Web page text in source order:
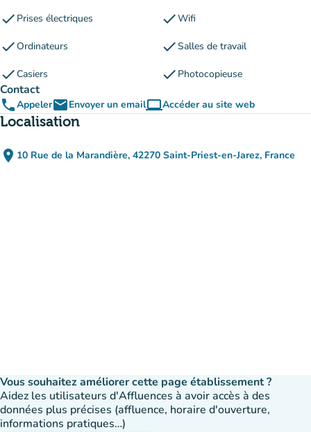
check Prises électriques checkWifi
checkOrdinateurs checkSalles de travail
checkCasiers check Photocopieuse
Contact
phoneAppeleremailEnvoyer un emailcomputerAccéder au site web
(nouvel onglet)
Localisation
place 10 Rue de la Marandière, 42270 Saint-Priest-en-Jarez, France
(ouvrir dans Google Maps)
(nouvel onglet)
Vous souhaitez améliorer cette page établissement ?
Aidez les utilisateurs d'Affluences à avoir accès à des
données plus précises (affluence, horaire d'ouverture,
informations pratiques…)